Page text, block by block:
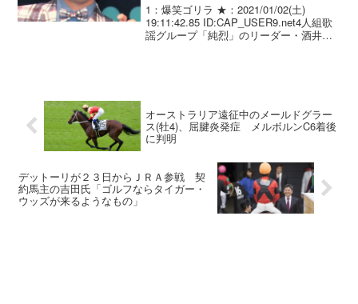
1：爆笑ゴリラ ★：2021/01/02(土)
19:11:42.85 ID:CAP_USER9.net4人組歌
謡グループ「純烈」のリーダー・酒井一
オーストラリア遠征中のメールドグラー
ス(牡4)、屈腱炎発症 メルボルンC6着後
に判明
デットーリが２３日からＪＲＡ参戦 契
約馬主の吉田氏「ゴルフならタイガー・
ウッズが来るようなもの」